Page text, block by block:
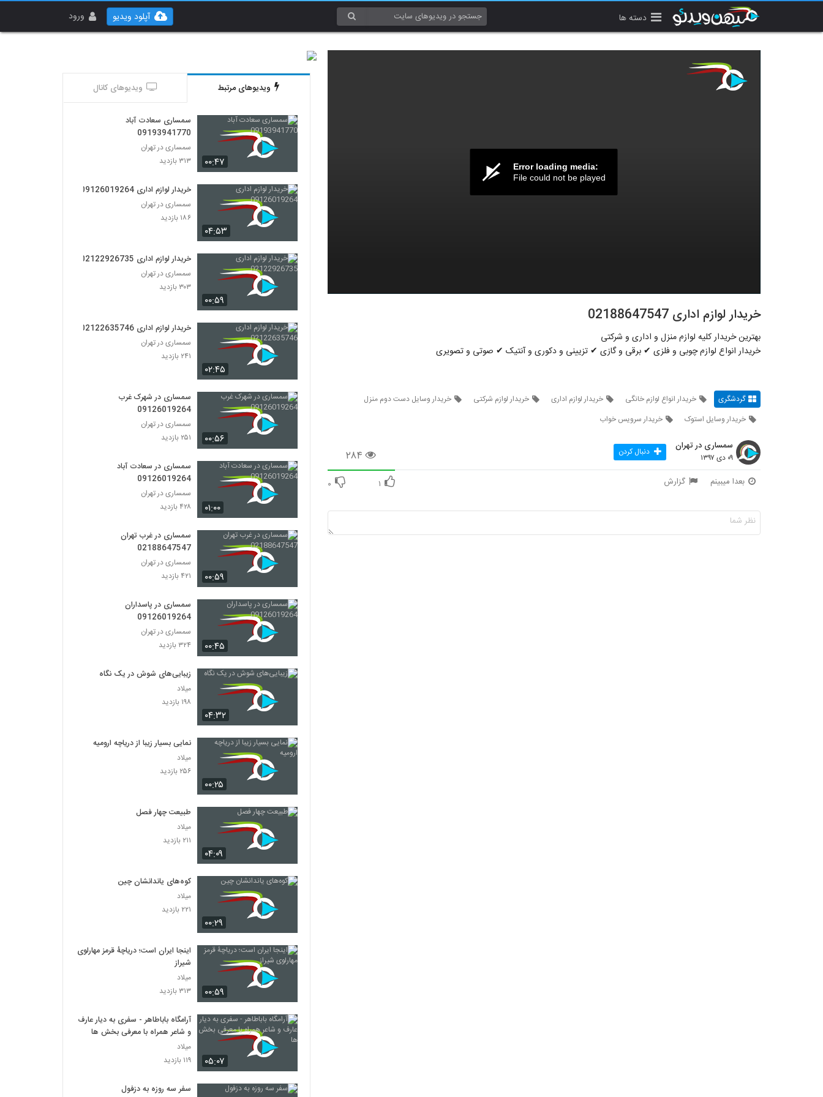
دسته ها ورود آپلود ویدیو
Error loading media:
File could not be played
خریدار لوازم اداری 02188647547
بهترین خریدار کلیه لوازم منزل و اداری و شرکتی
خریدار انواع لوازم چوبی و فلزی ✔ برقی و گازی ✔ تزیینی و دکوری و آنتیک ✔ صوتی و تصویری
گردشگری خریدار انواع لوازم خانگی خریدار لوازم اداری خریدار لوازم شرکتی
خریدار وسایل دست دوم منزل
خریدار وسایل استوک
خریدار سرویس خواب
۲۸۴
سمساری در تهران
۰۹ دی ۱۳۹۷ دنبال کردن
بعدا میبینم گزارش ۱ ۰
ویدیوهای مرتبط ویدیوهای کانال
۰۰:۴۷
سمساری سعادت آباد
09193941770
سمساری در تهران
۳۱۳ بازدید
۰۴:۵۳
خریدار لوازم اداری 09126019264
سمساری در تهران
۱۸۶ بازدید
۰۰:۵۹
خریدار لوازم اداری 02122926735
سمساری در تهران
۳۰۳ بازدید
۰۲:۴۵
خریدار لوازم اداری 02122635746
سمساری در تهران
۲۴۱ بازدید
۰۰:۵۶
سمساری در شهرک غرب
09126019264
سمساری در تهران
۲۵۱ بازدید
۰۱:۰۰
سمساری در سعادت آباد
09126019264
سمساری در تهران
۴۲۸ بازدید
۰۰:۵۹
سمساری در غرب تهران
02188647547
سمساری در تهران
۴۲۱ بازدید
۰۰:۴۵
سمساری در پاسداران
09126019264
سمساری در تهران
۳۲۴ بازدید
۰۴:۳۲
زیبایی‌های شوش در یک نگاه
میلاد
۱۹۸ بازدید
۰۰:۲۵
نمایی بسیار زیبا از دریاچه ارومیه
میلاد
۲۵۶ بازدید
۰۴:۰۹
طبیعت چهار فصل
میلاد
۲۱۱ بازدید
۰۰:۲۹
کوه‌های یاندانشان چین
میلاد
۲۲۱ بازدید
۰۰:۵۹
اینجا ایران است؛ دریاچۀ قرمز مهارلوی
شیراز
میلاد
۳۱۳ بازدید
۰۵:۰۷
آرامگاه باباطاهر - سفری به دیار عارف
و شاعر همراه با معرفی بخش ها
میلاد
۱۱۹ بازدید
سفر سه روزه به دزفول